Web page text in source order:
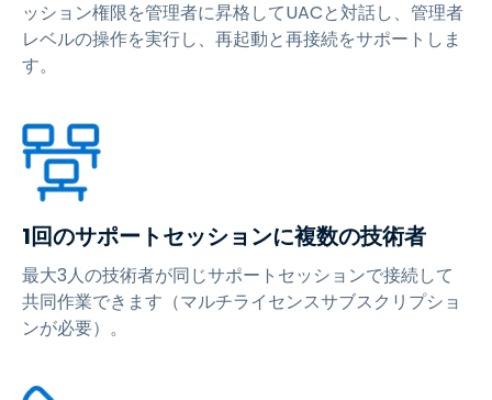
ッション権限を管理者に昇格してUACと対話し、管理者
レベルの操作を実行し、再起動と再接続をサポートしま
す。
1回のサポートセッションに複数の技術者
最大3人の技術者が同じサポートセッションで接続して
共同作業できます（マルチライセンスサブスクリプショ
ンが必要）。